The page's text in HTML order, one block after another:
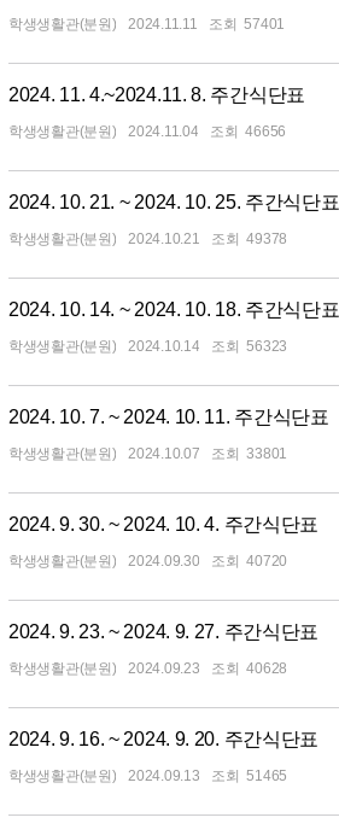
학생생활관(분원) 2024.11.11 57401
2024. 11. 4.~2024.11. 8. 주간식단표
학생생활관(분원) 2024.11.04 46656
2024. 10. 21. ~ 2024. 10. 25. 주간식단표
학생생활관(분원) 2024.10.21 49378
2024. 10. 14. ~ 2024. 10. 18. 주간식단표
학생생활관(분원) 2024.10.14 56323
2024. 10. 7. ~ 2024. 10. 11. 주간식단표
학생생활관(분원) 2024.10.07 33801
2024. 9. 30. ~ 2024. 10. 4. 주간식단표
학생생활관(분원) 2024.09.30 40720
2024. 9. 23. ~ 2024. 9. 27. 주간식단표
학생생활관(분원) 2024.09.23 40628
2024. 9. 16. ~ 2024. 9. 20. 주간식단표
학생생활관(분원) 2024.09.13 51465